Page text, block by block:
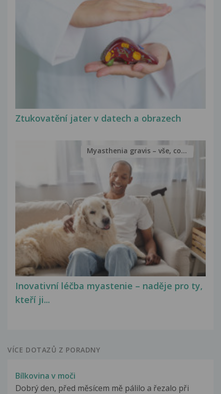
Ztukovatění jater v datech a obrazech
Inovativní léčba myastenie – naděje pro ty,
kteří ji...
Myasthenia gravis – vše, co...
VÍCE DOTAZŮ Z PORADNY
Bílkovina v moči
Dobrý den, před měsícem mě pálilo a řezalo při